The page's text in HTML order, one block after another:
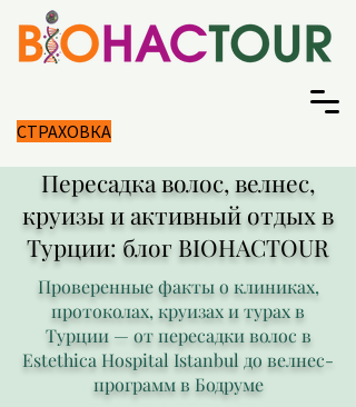
СТРАХОВКА
Пересадка волос, велнес,
круизы и активный отдых в
Турции: блог BIOHACTOUR
Проверенные факты о клиниках,
протоколах, круизах и турах в
Турции — от пересадки волос в
Estethica Hospital Istanbul до велнес-
программ в Бодруме